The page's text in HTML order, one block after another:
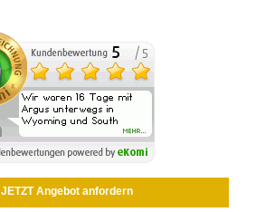
JETZT Angebot anfordern